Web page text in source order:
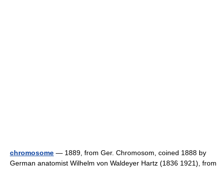
chromosome — 1889, from Ger. Chromosom, coined 1888 by
German anatomist Wilhelm von Waldeyer Hartz (1836 1921), from